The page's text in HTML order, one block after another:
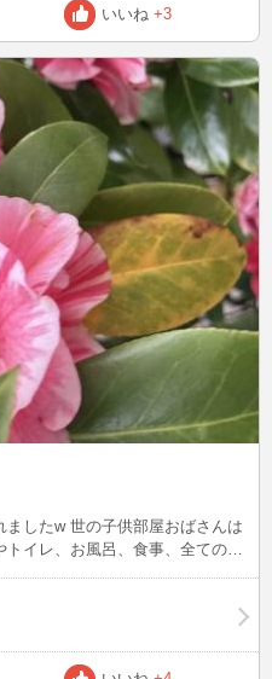
いいね +3
したw 世の子供部屋おばさんは
イレ、お風呂、食事、全てのカ
るけど、冬に咲くイメージだ
れ？もしかして常識？w